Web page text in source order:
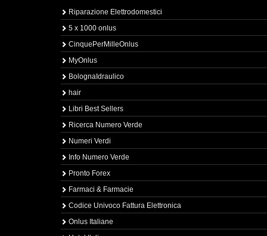
Riparazione Elettrodomestici
5 x 1000 onlus
CinquePerMilleOnlus
MyOnlus
BolognaIdraulico
hair
Libri Best Sellers
Ricerca Numero Verde
Numeri Verdi
Info Numero Verde
Pronto Forex
Farmaci & Farmacie
Codice Univoco Fattura Elettronica
Onlus Italiane